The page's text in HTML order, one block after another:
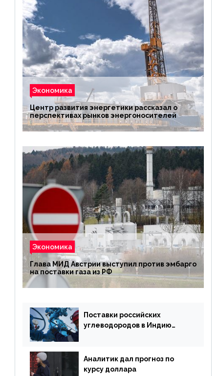
Экономика
Центр развития энергетики рассказал о
перспективах рынков энергоносителей
Экономика
Глава МИД Австрии выступил против эмбарго
на поставки газа из РФ
Поставки российских
углеводородов в Индию
Аналитик дал прогноз по
курсу доллара